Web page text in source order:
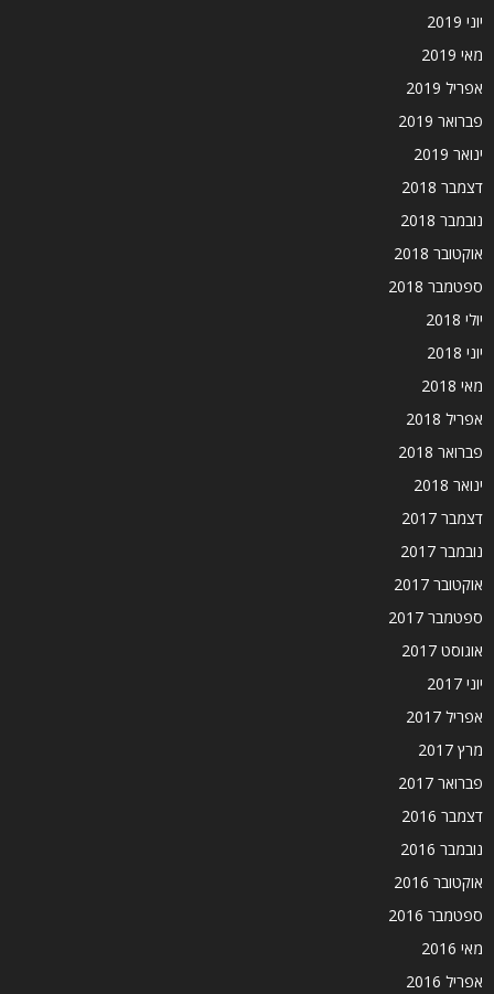
יוני 2019
מאי 2019
אפריל 2019
פברואר 2019
ינואר 2019
דצמבר 2018
נובמבר 2018
אוקטובר 2018
ספטמבר 2018
יולי 2018
יוני 2018
מאי 2018
אפריל 2018
פברואר 2018
ינואר 2018
דצמבר 2017
נובמבר 2017
אוקטובר 2017
ספטמבר 2017
אוגוסט 2017
יוני 2017
אפריל 2017
מרץ 2017
פברואר 2017
דצמבר 2016
נובמבר 2016
אוקטובר 2016
ספטמבר 2016
מאי 2016
אפריל 2016